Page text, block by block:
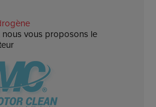
vous proposons le